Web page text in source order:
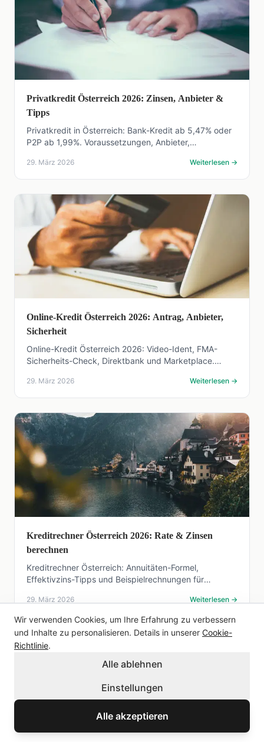
Privatkredit Österreich 2026: Zinsen, Anbieter &
Tipps
Privatkredit in Österreich: Bank-Kredit ab 5,47% oder
P2P ab 1,99%. Voraussetzungen, Anbieter,
29. März 2026 Weiterlesen →
Online-Kredit Österreich 2026: Antrag, Anbieter,
Sicherheit
Online-Kredit Österreich 2026: Video-Ident, FMA-
Sicherheits-Check, Direktbank und Marketplace.
Stunden.
29. März 2026 Weiterlesen →
Kreditrechner Österreich 2026: Rate & Zinsen
berechnen
Kreditrechner Österreich: Annuitäten-Formel,
Effektivzins-Tipps und Beispielrechnungen für
Rechner.
29. März 2026 Weiterlesen →
Wir verwenden Cookies, um Ihre Erfahrung zu verbessern
und Inhalte zu personalisieren. Details in unserer Cookie-
Richtlinie.
Alle ablehnen
Einstellungen
Alle akzeptieren